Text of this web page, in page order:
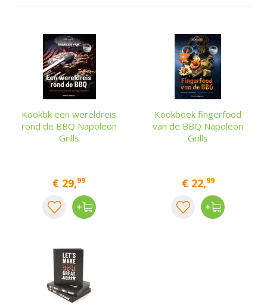
Kookbk een wereldreis
rond de BBQ Napoleon
Grills
€ 29,99
Kookboek fingerfood
van de BBQ Napoleon
Grills
€ 22,99